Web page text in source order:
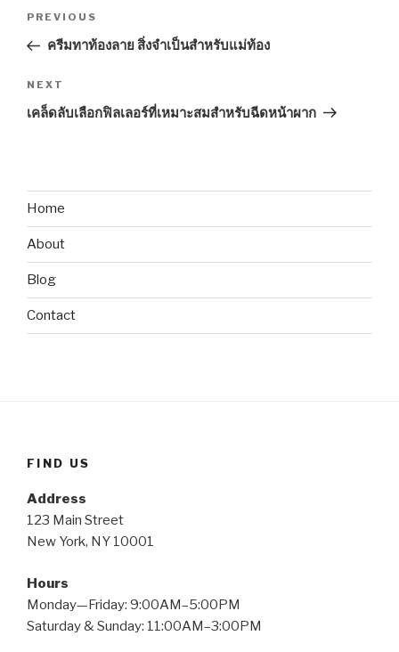
navigation
Previous
Post
PREVIOUS
ครีมทาท้องลาย สิ่งจำเป็นสำหรับแม่ท้อง
Next
Post
NEXT
เคล็ดลับเลือกฟิลเลอร์ที่เหมาะสมสำหรับฉีดหน้าผาก
Home
About
Blog
Contact
FIND US
Address
123 Main Street
New York, NY 10001
Hours
Monday—Friday: 9:00AM–5:00PM
Saturday & Sunday: 11:00AM–3:00PM